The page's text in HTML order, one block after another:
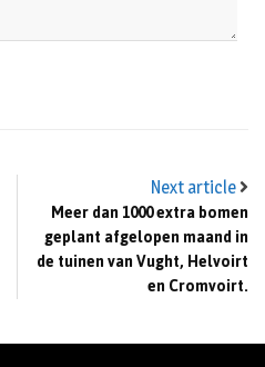
Next article
Meer dan 1000 extra bomen
geplant afgelopen maand in
de tuinen van Vught, Helvoirt
en Cromvoirt.